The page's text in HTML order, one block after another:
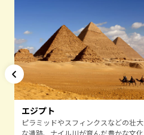
エジプト
ピラミッドやスフィンクスなどの壮大
な遺跡、ナイル川が育んだ豊かな文化